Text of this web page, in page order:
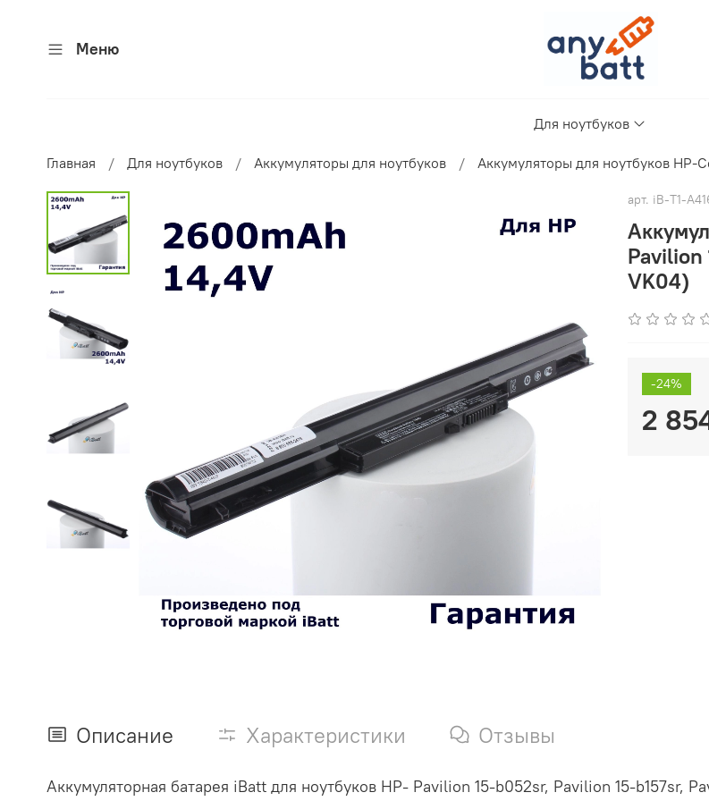
Меню
Для ноутбуков
Главная Для ноутбуков Аккумуляторы для ноутбуков Аккумуляторы для ноутбуков HP-
арт. iB-T1-
Pavilion
VK04)
-24%
2
Описание Характеристики Отзывы
Аккумуляторная батарея iBatt для ноутбуков HP- Pavilion 15-b052sr, Pavilion 15-b157sr,